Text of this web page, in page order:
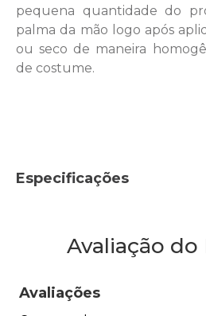
pequena quantidade do
palma da mão logo após
ou seco de maneira
de costume.
Especificações
Avaliação
Avaliações